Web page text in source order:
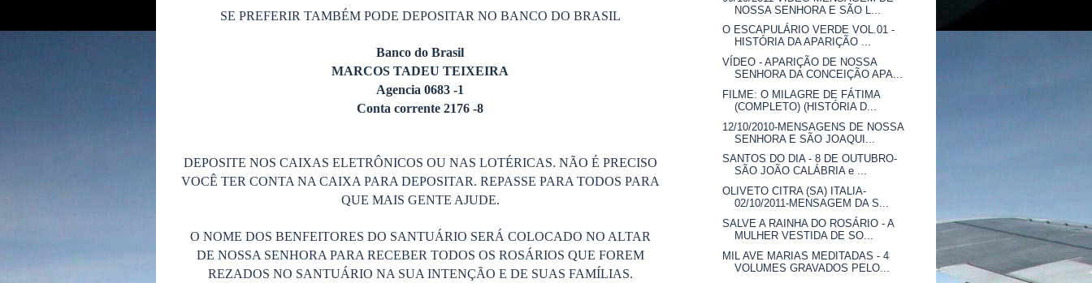
SE PREFERIR TAMBÉM PODE DEPOSITAR NO BANCO DO BRASIL
Banco do Brasil
MARCOS TADEU TEIXEIRA
Agencia 0683 -1
Conta corrente 2176 -8
DEPOSITE NOS CAIXAS ELETRÔNICOS OU NAS LOTÉRICAS. NÃO É PRECISO
VOCÊ TER CONTA NA CAIXA PARA DEPOSITAR. REPASSE PARA TODOS PARA
QUE MAIS GENTE AJUDE.
O NOME DOS BENFEITORES DO SANTUÁRIO SERÁ COLOCADO NO ALTAR
DE NOSSA SENHORA PARA RECEBER TODOS OS ROSÁRIOS QUE FOREM
REZADOS NO SANTUÁRIO NA SUA INTENÇÃO E DE SUAS FAMÍLIAS.
NOSSA SENHORA E SÃO L...
O ESCAPULÁRIO VERDE VOL.01 -
HISTÓRIA DA APARIÇÃO ...
VÍDEO - APARIÇÃO DE NOSSA
SENHORA DA CONCEIÇÃO APA...
FILME: O MILAGRE DE FÁTIMA
(COMPLETO) (HISTÓRIA D...
12/10/2010-MENSAGENS DE NOSSA
SENHORA E SÃO JOAQUI...
SANTOS DO DIA - 8 DE OUTUBRO-
SÃO JOÃO CALÁBRIA e ...
OLIVETO CITRA (SA) ITALIA-
02/10/2011-MENSAGEM DA S...
SALVE A RAINHA DO ROSÁRIO - A
MULHER VESTIDA DE SO...
MIL AVE MARIAS MEDITADAS - 4
VOLUMES GRAVADOS PELO...